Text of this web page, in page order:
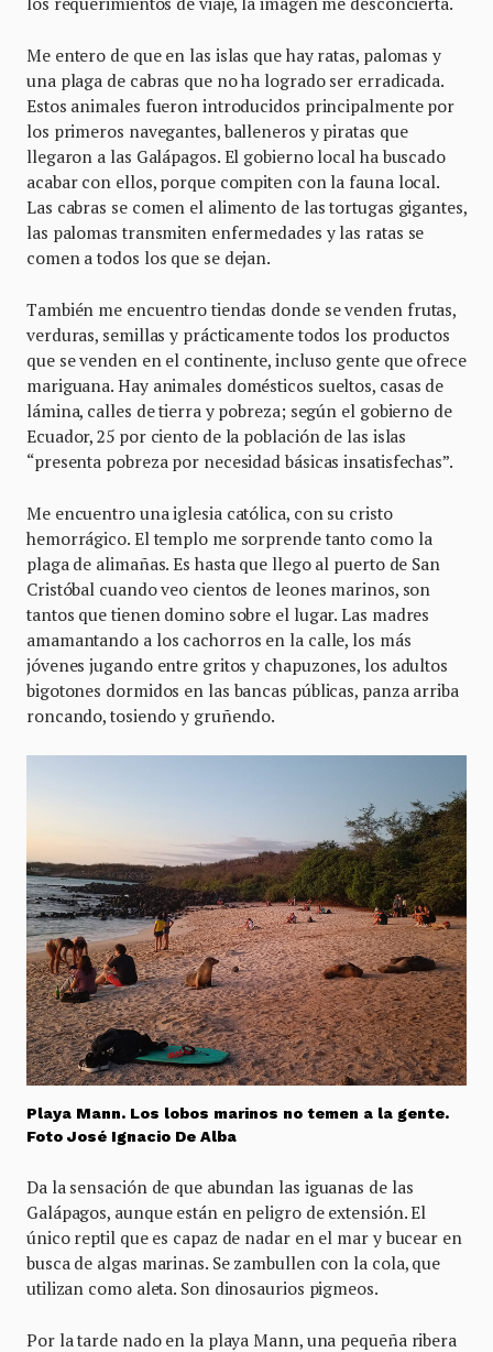
Me entero de que en las islas que hay ratas, palomas y
una plaga de cabras que no ha logrado ser erradicada.
Estos animales fueron introducidos principalmente por
los primeros navegantes, balleneros y piratas que
llegaron a las Galápagos. El gobierno local ha buscado
acabar con ellos, porque compiten con la fauna local.
Las cabras se comen el alimento de las tortugas gigantes,
las palomas transmiten enfermedades y las ratas se
comen a todos los que se dejan.
También me encuentro tiendas donde se venden frutas,
verduras, semillas y prácticamente todos los productos
que se venden en el continente, incluso gente que ofrece
mariguana. Hay animales domésticos sueltos, casas de
lámina, calles de tierra y pobreza; según el gobierno de
Ecuador, 25 por ciento de la población de las islas
“presenta pobreza por necesidad básicas insatisfechas”.
Me encuentro una iglesia católica, con su cristo
hemorrágico. El templo me sorprende tanto como la
plaga de alimañas. Es hasta que llego al puerto de San
Cristóbal cuando veo cientos de leones marinos, son
tantos que tienen domino sobre el lugar. Las madres
amamantando a los cachorros en la calle, los más
jóvenes jugando entre gritos y chapuzones, los adultos
bigotones dormidos en las bancas públicas, panza arriba
roncando, tosiendo y gruñendo.
Playa Mann. Los lobos marinos no temen a la gente.
Foto José Ignacio De Alba
Da la sensación de que abundan las iguanas de las
Galápagos, aunque están en peligro de extensión. El
único reptil que es capaz de nadar en el mar y bucear en
busca de algas marinas. Se zambullen con la cola, que
utilizan como aleta. Son dinosaurios pigmeos.
Por la tarde nado en la playa Mann, una pequeña ribera